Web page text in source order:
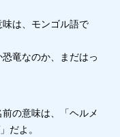
は、モンゴル語で
竜なのか、まだはっ
の意味は、「ヘルメ
だよ。